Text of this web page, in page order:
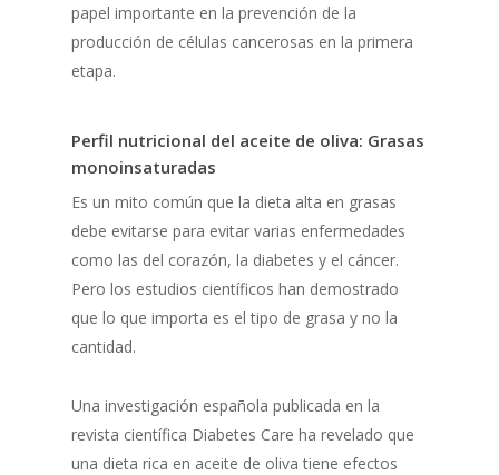
papel importante en la prevención de la
producción de células cancerosas en la primera
etapa.
Perfil nutricional del aceite de oliva: Grasas
monoinsaturadas
Es un mito común que la dieta alta en grasas
debe evitarse para evitar varias enfermedades
como las del corazón, la diabetes y el cáncer.
Pero los estudios científicos han demostrado
que lo que importa es el tipo de grasa y no la
cantidad.
Una investigación española publicada en la
revista científica Diabetes Care ha revelado que
una dieta rica en aceite de oliva tiene efectos